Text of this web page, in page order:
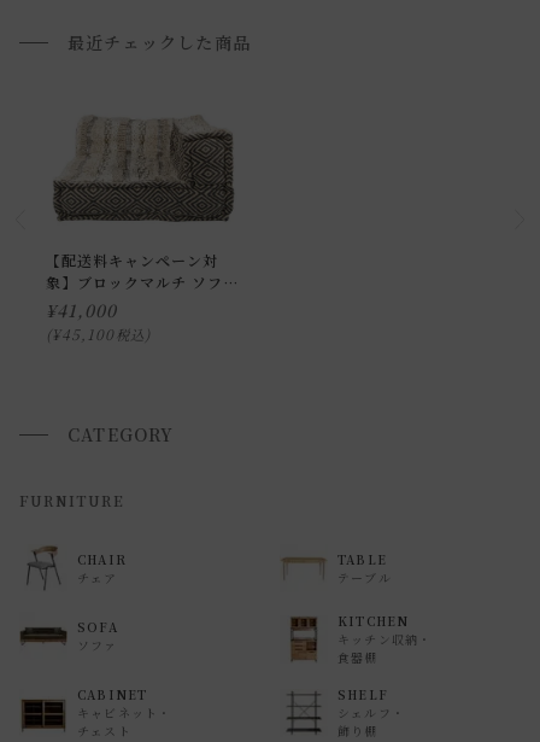
小型商品の日時・時間指定について
お届け時間帯(大型以外) は、
ます。
申し訳ございませんが、具体的な時間帯指定をしての出荷は
できません。
返品等の詳細は「 お買い物ガイド(返品・交換について)
ご覧ください。
最近チェックした商品
【配送料キャンペーン対
象】ブロックマルチ ソファ
レフト コーナー マック ホ
ワイト
¥41,000
¥45,100 税込
CATEGORY
FURNITURE
CHAIR
チェア
TABLE
テーブル
SOFA
ソファ
KITCHEN
キッチン収納・
食器棚
CABINET
キャビネット・
チェスト
SHELF
シェルフ・
飾り棚